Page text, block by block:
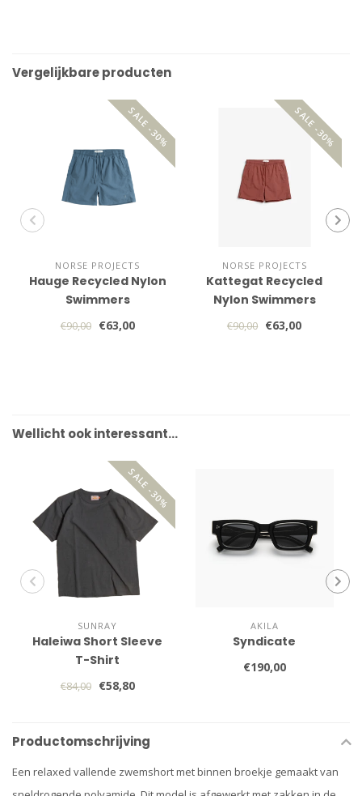
Vergelijkbare producten
SALE -30%
NORSE PROJECTS
Hauge Recycled Nylon
Swimmers
€90,00 €63,00
SALE -30%
NORSE PROJECTS
Kattegat Recycled
Nylon Swimmers
€90,00 €63,00
Wellicht ook interessant…
SALE -30%
SUNRAY
Haleiwa Short Sleeve
T-Shirt
€84,00 €58,80
AKILA
Syndicate
€190,00
Productomschrijving
Een relaxed vallende zwemshort met binnen broekje gemaakt van